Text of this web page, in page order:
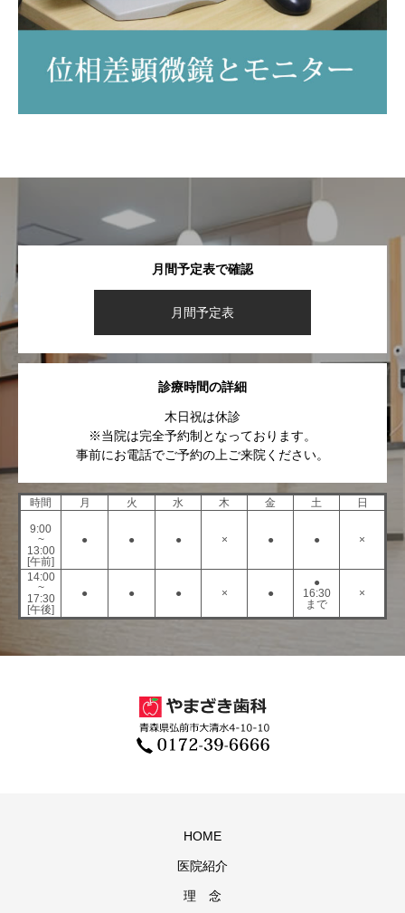
月間予定表で確認
月間予定表
診療時間の詳細
木日祝は休診
※当院は完全予約制となっております。
事前にお電話でご予約の上ご来院ください。
時間 月 火 水 木 金 土 日
9:00
~
13:00
[午前]
● ● ● × ● ● ×
14:00
~
17:30
[午後]
● ● ● × ●
●
16:30
まで
×
HOME
医院紹介
理 念